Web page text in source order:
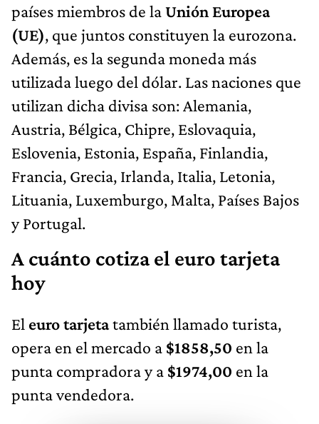
países miembros de laUnión Europea
(UE), que juntos constituyen la eurozona.
Además, es la segunda moneda más
utilizada luego del dólar. Las naciones que
utilizan dicha divisa son: Alemania,
Austria, Bélgica, Chipre, Eslovaquia,
Eslovenia, Estonia, España, Finlandia,
Francia, Grecia, Irlanda, Italia, Letonia,
Lituania, Luxemburgo, Malta, Países Bajos
y Portugal.
A cuánto cotiza el euro tarjeta
hoy
El euro tarjetatambién llamado turista,
opera en el mercado a $1858,50 en la
punta compradora y a $1974,00 en la
punta vendedora.